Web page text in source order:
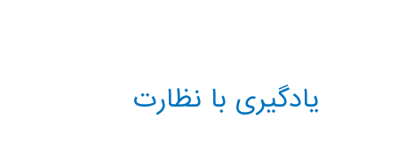
یادگیری با نظارت